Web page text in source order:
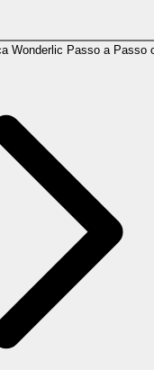
Wonderlic Passo a Passo